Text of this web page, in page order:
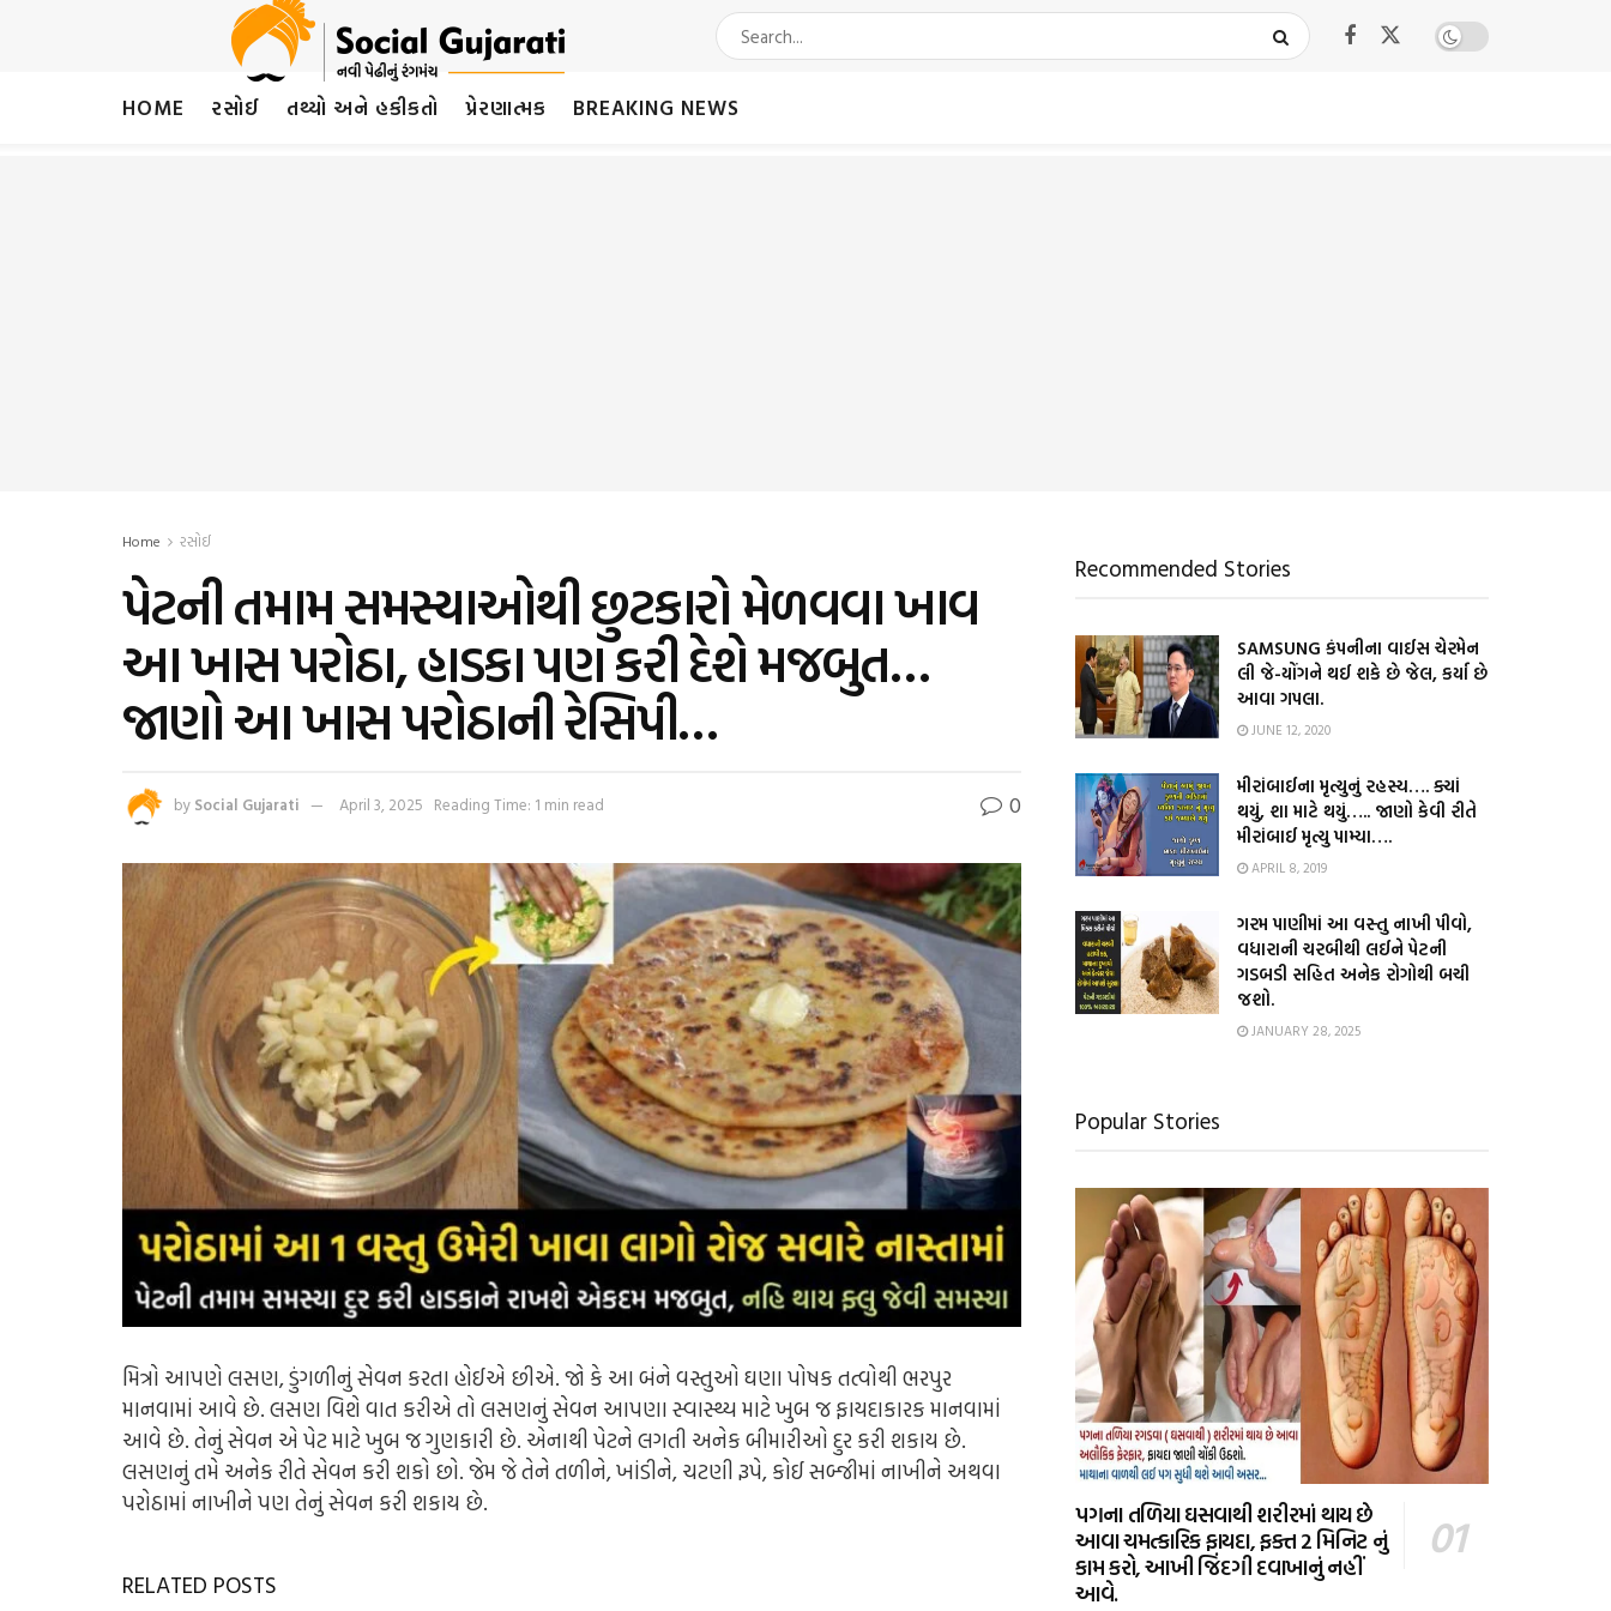
HOME રસોઈ તથ્યો અને હકીકતો પ્રેરણાત્મક BREAKING NEWS
Home રસોઈ
પેટની તમામ સમસ્યાઓથી છુટકારો મેળવવા ખાવ
આ ખાસ પરોઠા, હાડકા પણ કરી દેશે મજબુત…
જાણો આ ખાસ પરોઠાની રેસિપી…
by Social Gujarati April 3, 2025 Reading Time: 1 min read 0
મિત્રો આપણે લસણ, ડુંગળીનું સેવન કરતા હોઈએ છીએ. જો કે આ બંને વસ્તુઓ ઘણા પોષક તત્વોથી ભરપુર
માનવામાં આવે છે. લસણ વિશે વાત કરીએ તો લસણનું સેવન આપણા સ્વાસ્થ્ય માટે ખુબ જ ફાયદાકારક માનવામાં
આવે છે. તેનું સેવન એ પેટ માટે ખુબ જ ગુણકારી છે. એનાથી પેટને લગતી અનેક બીમારીઓ દુર કરી શકાય છે.
લસણનું તમે અનેક રીતે સેવન કરી શકો છો. જેમ જે તેને તળીને, ખાંડીને, ચટણી રૂપે, કોઈ સબ્જીમાં નાખીને અથવા
પરોઠામાં નાખીને પણ તેનું સેવન કરી શકાય છે.
RELATED POSTS
Recommended Stories
SAMSUNG કંપનીના વાઈસ ચેરમેન
લી જે-યોંગને થઈ શકે છે જેલ, કર્યા છે
આવા ગપલા.
JUNE 12, 2020
મીરાંબાઈના મૃત્યુનું રહસ્ય…. ક્યાં
થયું, શા માટે થયું….. જાણો કેવી રીતે
મીરાંબાઈ મૃત્યુ પામ્યા….
APRIL 8, 2019
ગરમ પાણીમાં આ વસ્તુ નાખી પીવો,
વધારાની ચરબીથી લઈને પેટની
ગડબડી સહિત અનેક રોગોથી બચી
જશો.
JANUARY 28, 2025
Popular Stories
પગના તળિયા ઘસવાથી શરીરમાં થાય છે
આવા ચમત્કારિક ફાયદા, ફક્ત 2 મિનિટ નું
કામ કરો, આખી જિંદગી દવાખાનું નહીં
આવે.